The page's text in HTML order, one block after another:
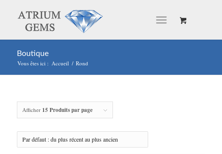
Boutique
Vous êtes ici : Accueil / Rond
Afficher 15 Produits par page